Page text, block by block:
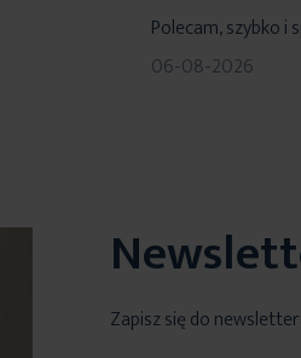
Polecam, szybko i
06-08-2026
Zapisz się do